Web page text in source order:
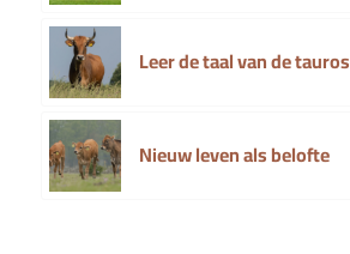
Leer de taal van de tauros
Nieuw leven als belofte